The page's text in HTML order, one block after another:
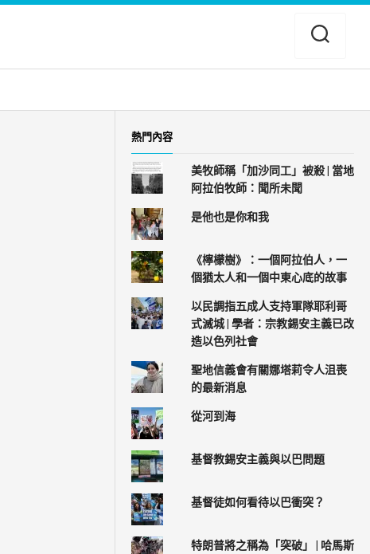
熱門內容
美牧師稱「加沙同工」被殺 | 當地
阿拉伯牧師：聞所未聞
是他也是你和我
《檸檬樹》：一個阿拉伯人，一
個猶太人和一個中東心底的故事
以民調指五成人支持軍隊耶利哥
式滅城 | 學者：宗教錫安主義已改
造以色列社會
聖地信義會有關娜塔莉令人沮喪
的最新消息
從河到海
基督教錫安主義與以巴問題
基督徒如何看待以巴衝突？
特朗普將之稱為「突破」 | 哈馬斯